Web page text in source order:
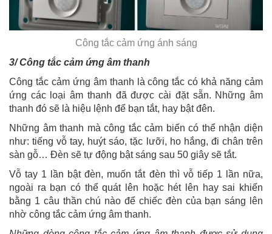
Công tắc cảm ứng ánh sáng
3/ Công tắc cảm ứng âm thanh
Công tắc cảm ứng âm thanh là công tắc có khả năng cảm
ứng các loại âm thanh đã được cài đặt sẵn. Những âm
thanh đó sẽ là hiệu lệnh để bạn tắt, hay bật đên.
Những âm thanh mà công tắc cảm biến có thể nhận diện
như: tiếng vỗ tay, huýt sáo, tặc lưỡi, ho hắng, đi chân trên
sàn gỗ… Đèn sẽ tự động bật sáng sau 50 giây sẽ tắt.
Vỗ tay 1 lần bật đèn, muốn tắt đèn thì vỗ tiếp 1 lần nữa,
ngoài ra bạn có thể quát lên hoặc hét lên hay sai khiến
bằng 1 câu thần chú nào để chiếc đèn của bạn sáng lên
nhờ công tắc cảm ứng âm thanh.